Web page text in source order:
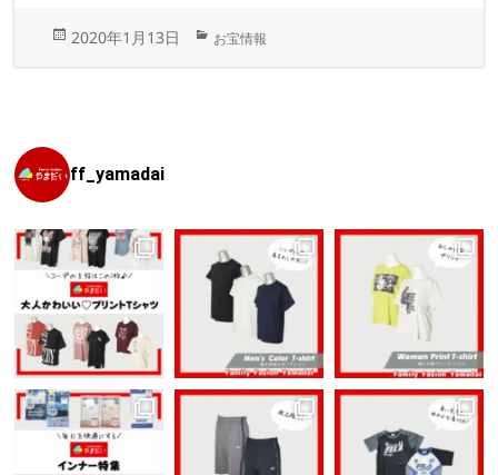
投
日:
2020年1月13日
カ
ゴ
お宝情報
ff_yamadai